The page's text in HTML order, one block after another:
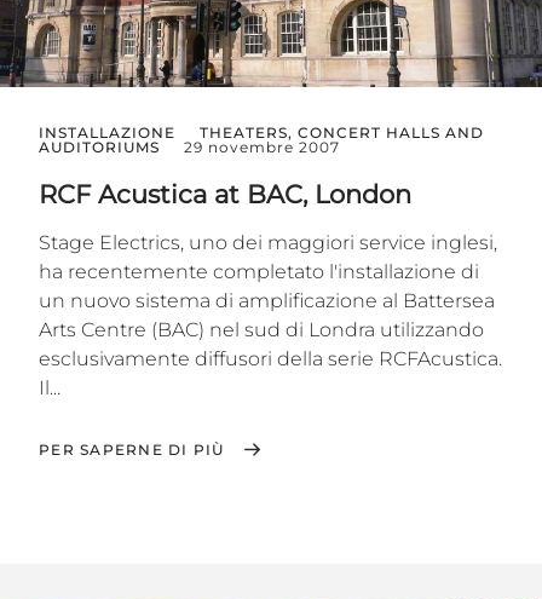
INSTALLAZIONE
THEATERS, CONCERT HALLS AND
AUDITORIUMS
29 novembre 2007
RCF Acustica at BAC, London
Stage Electrics, uno dei maggiori service inglesi,
ha recentemente completato l'installazione di
un nuovo sistema di amplificazione al Battersea
Arts Centre (BAC) nel sud di Londra utilizzando
esclusivamente diffusori della serie RCFAcustica.
Il...
PER SAPERNE DI PIÙ